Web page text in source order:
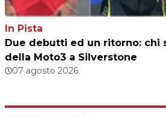
In Pista
Due debutti ed un ritorno: chi
della Moto3 a Silverstone
07 agosto 2026